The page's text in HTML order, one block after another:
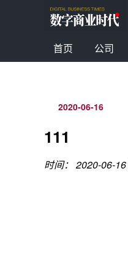
首页 公司
2020-06-16
111
时间： 2020-06-16